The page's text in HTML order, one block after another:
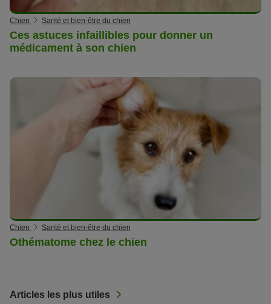
Chien Santé et bien-être du chien
Ces astuces infaillibles pour donner un
médicament à son chien
Chien Santé et bien-être du chien
Othématome chez le chien
Articles les plus utiles